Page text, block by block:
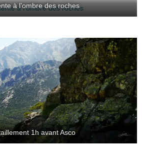
à l’ombre des roches
1h avant Asco